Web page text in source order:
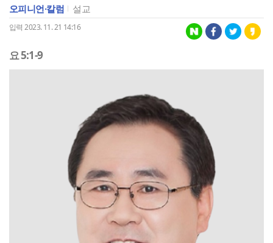
오피니언·칼럼 설교
입력 2023. 11. 21 14:16
요 5:1-9